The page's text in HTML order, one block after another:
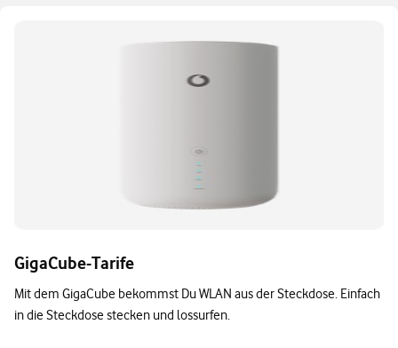
GigaCube-Tarife
Mit dem GigaCube bekommst Du WLAN aus der Steckdose. Einfach
in die Steckdose stecken und lossurfen.